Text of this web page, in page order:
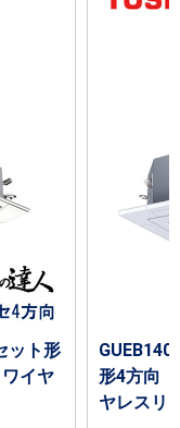
ット形
イヤ
形4方向
ヤレスリ